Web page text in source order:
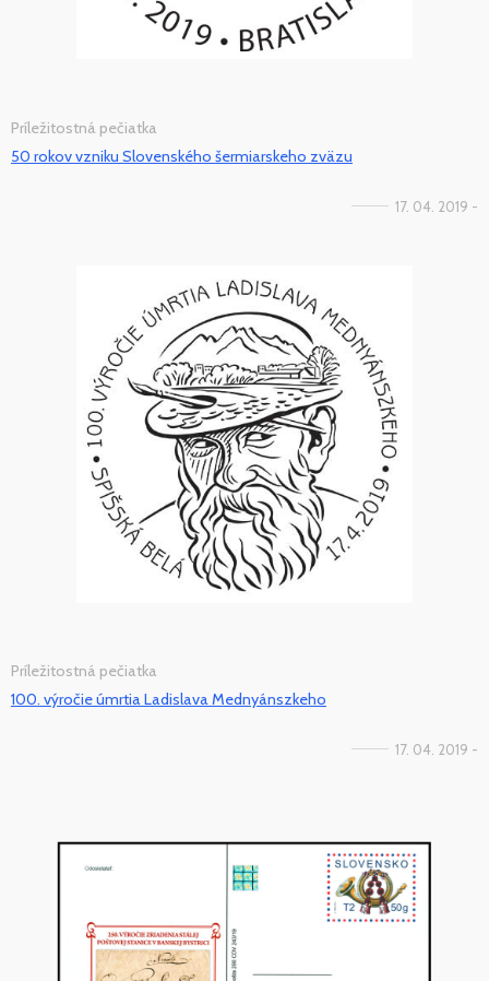
Príležitostná pečiatka
50 rokov vzniku Slovenského šermiarskeho zväzu
17. 04. 2019 -
Príležitostná pečiatka
100. výročie úmrtia Ladislava Mednyánszkeho
17. 04. 2019 -